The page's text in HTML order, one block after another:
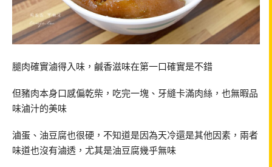
腿肉確實滷得入味，鹹香滋味在第一口確實是不錯
但豬肉本身口感偏乾柴，吃完一塊、牙縫卡滿肉絲，也無暇品
味滷汁的美味
滷蛋、油豆腐也很硬，不知道是因為天冷還是其他因素，兩者
味道也沒有滷透，尤其是油豆腐幾乎無味